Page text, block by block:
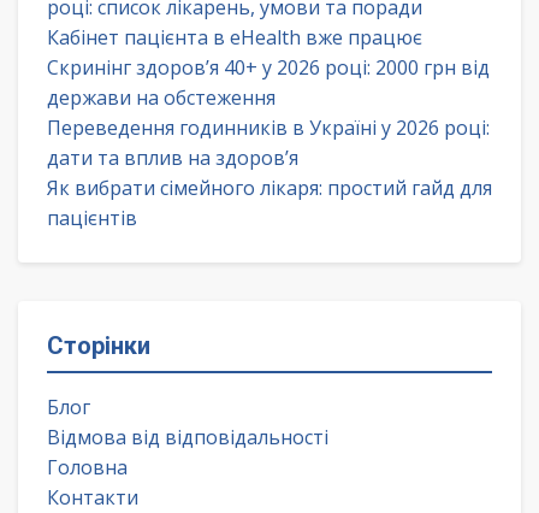
році: список лікарень, умови та поради
Кабінет пацієнта в eHealth вже працює
Скринінг здоров’я 40+ у 2026 році: 2000 грн від
держави на обстеження
Переведення годинників в Україні у 2026 році:
дати та вплив на здоров’я
Як вибрати сімейного лікаря: простий гайд для
пацієнтів
Сторінки
Блог
Відмова від відповідальності
Головна
Контакти